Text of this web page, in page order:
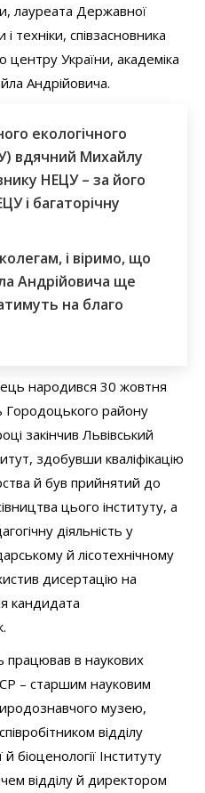
лауреата Державної
і техніки, співзасновника
центру України, академіка
Андрійовича.
екологічного
вдячний Михайлу
НЕЦУ – за його
і багаторічну
і віримо, що
Андрійовича ще
на благо
народився 30 жовтня
Городоцького району
закінчив Львівський
здобувши кваліфікацію
й був прийнятий до
цього інституту, а
діяльність у
й лісотехнічному
дисертацію на
кандидата
працював в наукових
– старшим науковим
музею,
відділу
біоценології Інституту
відділу й директором